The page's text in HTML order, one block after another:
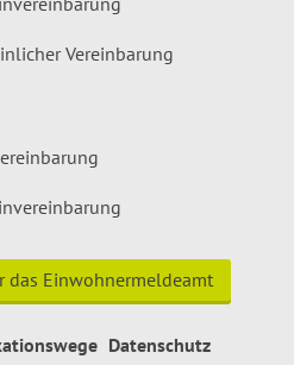
Vereinbarung
das Einwohnermeldeamt
Datenschutz